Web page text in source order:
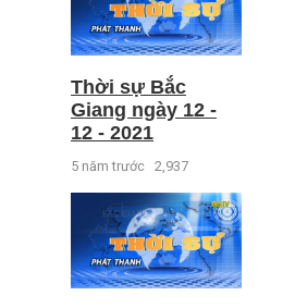
Thời sự Bắc
Giang ngày 12 -
12 - 2021
5 năm trước 2,937